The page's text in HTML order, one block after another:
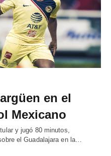
en el
Mexicano
y jugó 80 minutos,
el Guadalajara en la…